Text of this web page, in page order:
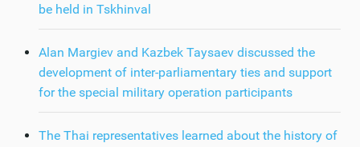
be held in Tskhinval
Alan Margiev and Kazbek Taysaev discussed the
development of inter-parliamentary ties and support
for the special military operation participants
The Thai representatives learned about the history of